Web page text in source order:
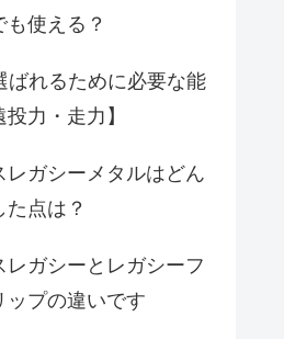
使える？
ばれるために必要な能
力・走力】
レガシーメタルはどん
点は？
レガシーとレガシーフ
ップの違いです